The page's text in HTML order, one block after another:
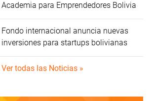
Academia para Emprendedores Bolivia
Fondo internacional anuncia nuevas
inversiones para startups bolivianas
Ver todas las Noticias »